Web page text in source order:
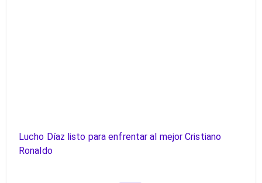
Lucho Díaz listo para enfrentar al mejor Cristiano
Ronaldo